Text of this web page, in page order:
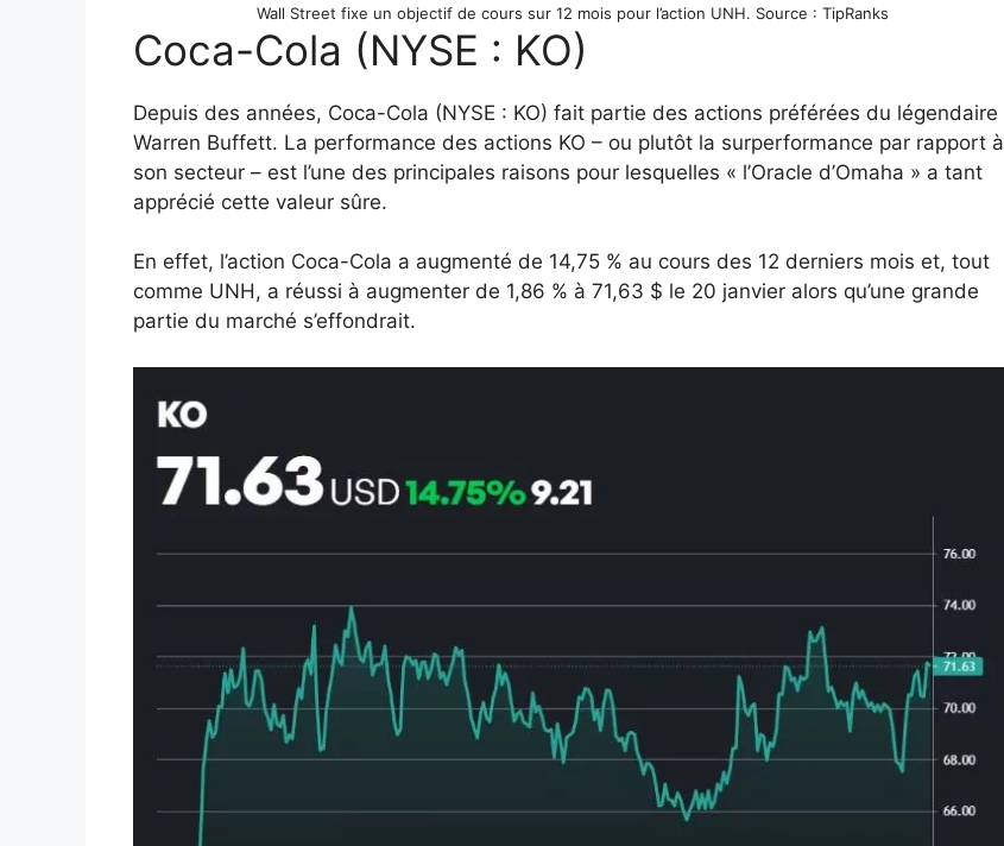
Wall Street fixe un objectif de cours sur 12 mois pour l’action UNH. Source : TipRanks
Coca-Cola (NYSE : KO)
Depuis des années, Coca-Cola (NYSE : KO) fait partie des actions préférées du légendaire
Warren Buffett. La performance des actions KO – ou plutôt la surperformance par rapport à
son secteur – est l’une des principales raisons pour lesquelles « l’Oracle d’Omaha » a tant
apprécié cette valeur sûre.
En effet, l’action Coca-Cola a augmenté de 14,75 % au cours des 12 derniers mois et, tout
comme UNH, a réussi à augmenter de 1,86 % à 71,63 $ le 20 janvier alors qu’une grande
partie du marché s’effondrait.